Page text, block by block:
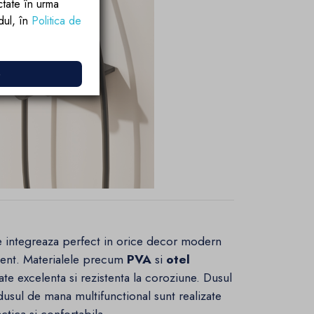
integreaza perfect in orice decor modern
Materialele precum PVAsi otel
excelenta si rezistenta la coroziune. Dusul
de mana multifunctional sunt realizate
în urma
în Politica de